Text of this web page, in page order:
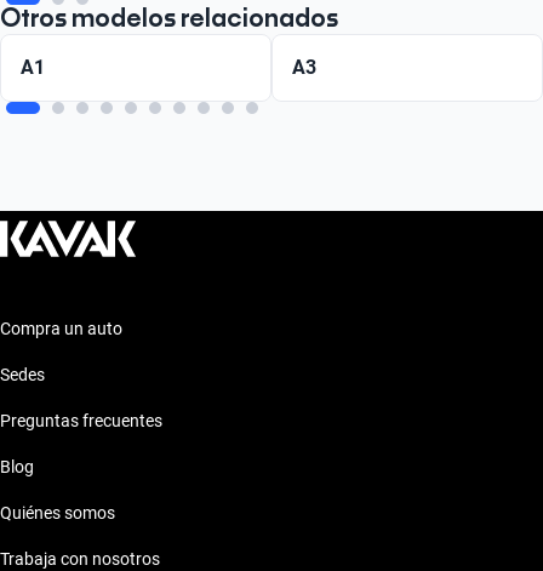
Otros modelos relacionados
A1 A3
Compra un auto
Sedes
Preguntas frecuentes
Blog
Quiénes somos
Trabaja con nosotros